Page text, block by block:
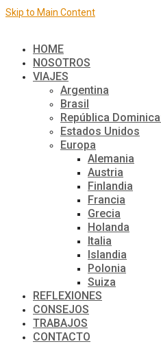
Skip to Main Content
HOME
NOSOTROS
VIAJES
Argentina
Brasil
República
Estados Unidos
Europa
Alemania
Austria
Finlandia
Francia
Grecia
Holanda
Italia
Islandia
Polonia
Suiza
REFLEXIONES
CONSEJOS
TRABAJOS
CONTACTO